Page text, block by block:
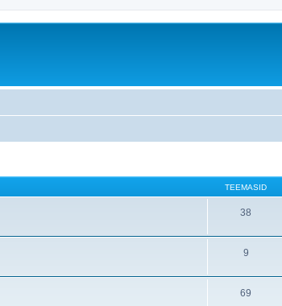
TEEMASID
38
9
69